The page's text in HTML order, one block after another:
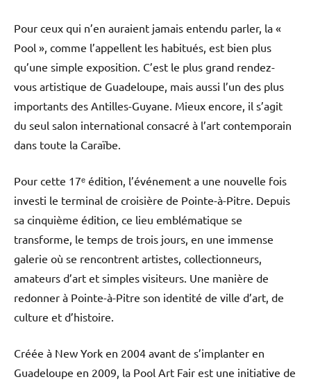
Pour ceux qui n’en auraient jamais entendu parler, la «
Pool », comme l’appellent les habitués, est bien plus
qu’une simple exposition. C’est le plus grand rendez-
vous artistique de Guadeloupe, mais aussi l’un des plus
importants des Antilles-Guyane. Mieux encore, il s’agit
du seul salon international consacré à l’art contemporain
dans toute la Caraïbe.
Pour cette 17ᵉ édition, l’événement a une nouvelle fois
investi le terminal de croisière de Pointe-à-Pitre. Depuis
sa cinquième édition, ce lieu emblématique se
transforme, le temps de trois jours, en une immense
galerie où se rencontrent artistes, collectionneurs,
amateurs d’art et simples visiteurs. Une manière de
redonner à Pointe-à-Pitre son identité de ville d’art, de
culture et d’histoire.
Créée à New York en 2004 avant de s’implanter en
Guadeloupe en 2009, la Pool Art Fair est une initiative de